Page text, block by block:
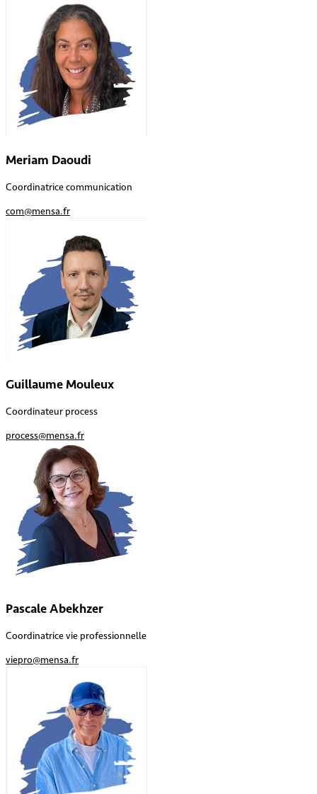
Meriam Daoudi
Coordinatrice communication
com@mensa.fr
Guillaume Mouleux
Coordinateur process
process@mensa.fr
Pascale Abekhzer
Coordinatrice vie professionnelle
viepro@mensa.fr